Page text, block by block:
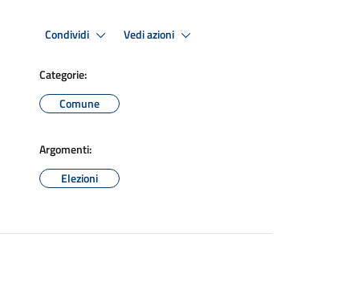
Condividi Vedi azioni
Categorie:
Comune
Argomenti:
Elezioni